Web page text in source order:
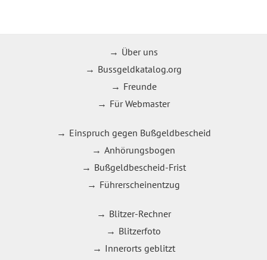
Über uns
Bussgeldkatalog.org
Freunde
Für Webmaster
Einspruch gegen Bußgeldbescheid
Anhörungsbogen
Bußgeldbescheid-Frist
Führerscheinentzug
Blitzer-Rechner
Blitzerfoto
Innerorts geblitzt